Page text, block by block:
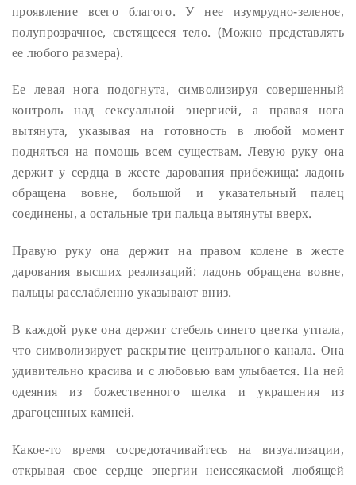
проявление всего благого. У нее изумрудно-зеленое,
полупрозрачное, светящееся тело. (Можно представлять
ее любого размера).
Ее левая нога подогнута, символизируя совершенный
контроль над сексуальной энергией, а правая нога
вытянута, указывая на готовность в любой момент
подняться на помощь всем существам. Левую руку она
держит у сердца в жесте дарования прибежища: ладонь
обращена вовне, большой и указательный палец
соединены, а остальные три пальца вытянуты вверх.
Правую руку она держит на правом колене в жесте
дарования высших реализаций: ладонь обращена вовне,
пальцы расслабленно указывают вниз.
В каждой руке она держит стебель синего цветка утпала,
что символизирует раскрытие центрального канала. Она
удивительно красива и с любовью вам улыбается. На ней
одеяния из божественного шелка и украшения из
драгоценных камней.
Какое-то время сосредотачивайтесь на визуализации,
открывая свое сердце энергии неиссякаемой любящей